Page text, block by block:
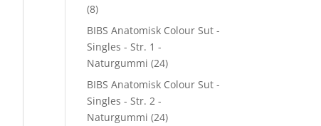
(8)
BIBS Anatomisk Colour Sut -
Singles - Str. 1 -
Naturgummi (24)
BIBS Anatomisk Colour Sut -
Singles - Str. 2 -
Naturgummi (24)